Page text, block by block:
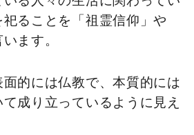
ることを「祖霊信仰」や
ます。
的には仏教で、本質的には
成り立っているように見え